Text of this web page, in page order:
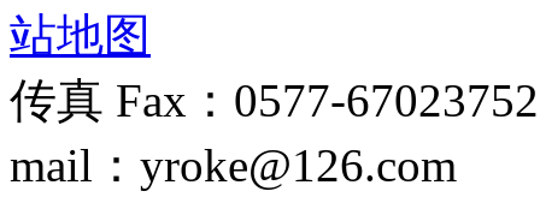
站地图
传真 Fax：0577-
mail：yroke@126.com